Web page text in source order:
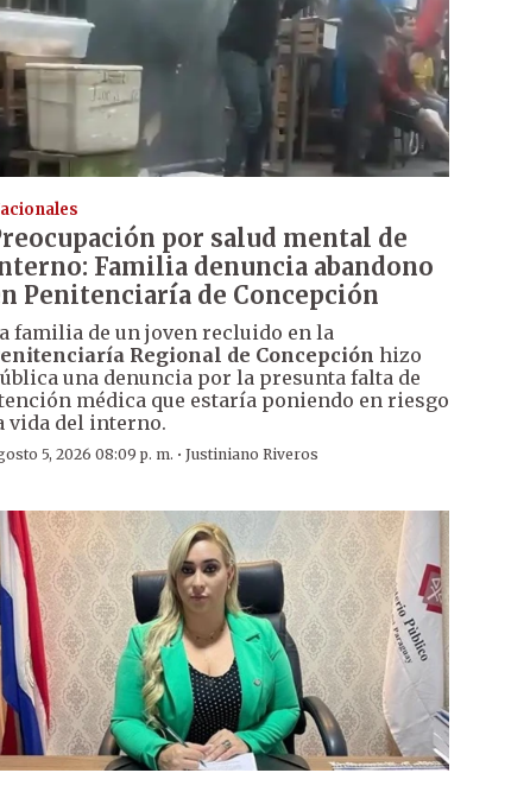
por salud mental de
Familia denuncia abandono
Penitenciaría de Concepción
familia de un joven recluido en la
Regional de Concepción hizo
una denuncia por la presunta falta de
médica que estaría poniendo en riesgo
vida del interno.
5, 2026 08:09 p. m. · Justiniano Riveros